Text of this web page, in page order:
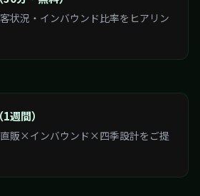
状況・インバウンド比率をヒアリン
週間）
販×インバウンド×四季設計をご提